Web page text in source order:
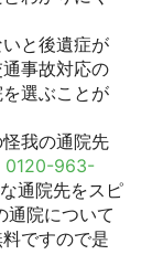
と後遺症が
事故対応の
選ぶことが
我の通院先
0120-963-
通院先をスピ
通院について
ですので是